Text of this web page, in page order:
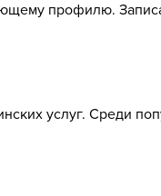
профилю.
услуг. Среди